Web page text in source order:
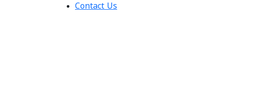
Contact Us